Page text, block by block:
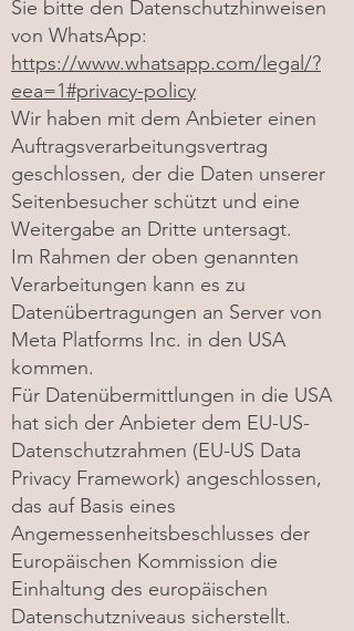
Sie bitte den Datenschutzhinweisen
von WhatsApp:
https://www.whatsapp.com/legal/?
eea=1#privacy-policy
Wir haben mit dem Anbieter einen
Auftragsverarbeitungsvertrag
geschlossen, der die Daten unserer
Seitenbesucher schützt und eine
Weitergabe an Dritte untersagt.
Im Rahmen der oben genannten
Verarbeitungen kann es zu
Datenübertragungen an Server von
Meta Platforms Inc. in den USA
kommen.
Für Datenübermittlungen in die USA
hat sich der Anbieter dem EU-US-
Datenschutzrahmen (EU-US Data
Privacy Framework) angeschlossen,
das auf Basis eines
Angemessenheitsbeschlusses der
Europäischen Kommission die
Einhaltung des europäischen
Datenschutzniveaus sicherstellt.